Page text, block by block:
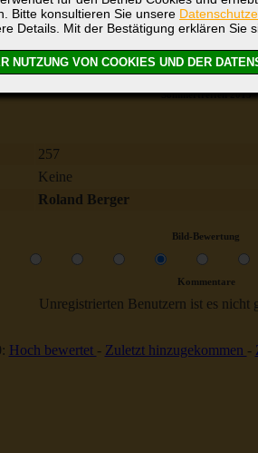
Bitte konsultieren Sie unsere
Details. Mit der Bestätigung erklären Sie
Sommertreffen 2013
257
Keine
Roland Berger
Bild-Bewertung
Kommentare
Unregistrierten Benutzern ist es nicht
Hoch bewertet - Zuletzt hinzugekommen -